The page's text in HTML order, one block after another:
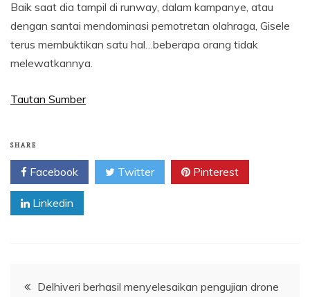
Baik saat dia tampil di runway, dalam kampanye, atau
dengan santai mendominasi pemotretan olahraga, Gisele
terus membuktikan satu hal…beberapa orang tidak
melewatkannya.
Tautan Sumber
SHARE
Facebook Twitter Pinterest
Linkedin
Navigasi
Delhiveri berhasil menyelesaikan pengujian drone